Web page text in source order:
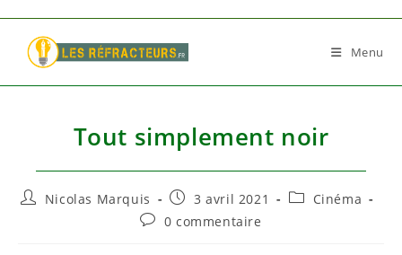
content
Menu
Tout simplement noir
Auteur/autrice
Nicolas Marquis
Publication
publiée :
3 avril 2021
PostCinéma
Commentaires
0 commentaire